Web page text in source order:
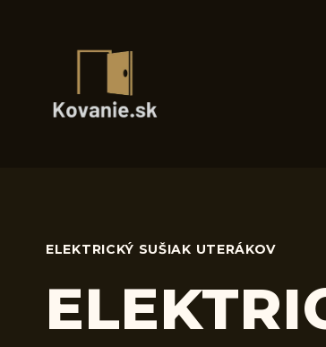
ELEKTRICKÝ SUŠIAK UTERÁKOV